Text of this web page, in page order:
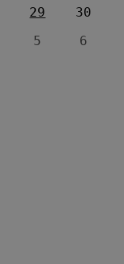
29
30
5 6